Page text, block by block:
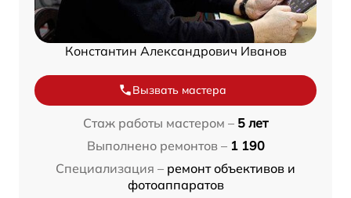
Константин Александрович Иванов
Вызвать мастера
Стаж работы мастером – 5 лет
Выполнено ремонтов – 1 190
Специализация – ремонт объективов и
фотоаппаратов